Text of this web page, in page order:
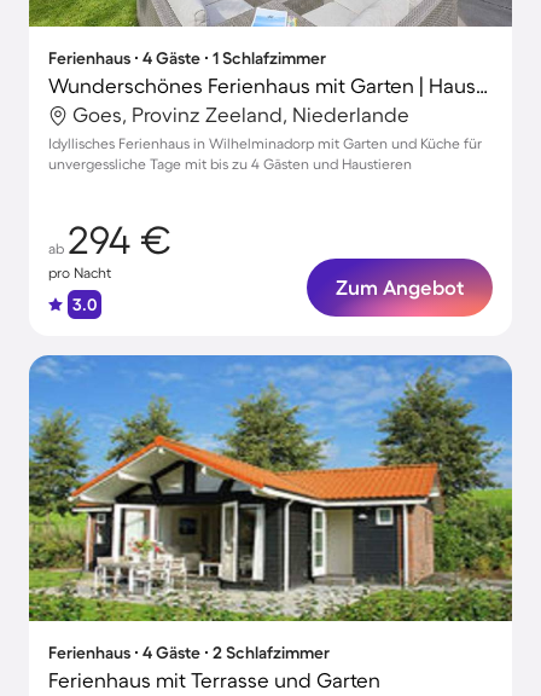
Ferienhaus ∙ 4 Gäste ∙ 1 Schlafzimmer
Wunderschönes Ferienhaus mit Garten | Haustierfreundlich
Goes, Provinz Zeeland, Niederlande
Idyllisches Ferienhaus in Wilhelminadorp mit Garten und Küche für
unvergessliche Tage mit bis zu 4 Gästen und Haustieren
ab 294 €
pro Nacht
3.0
Zum Angebot
Ferienhaus ∙ 4 Gäste ∙ 2 Schlafzimmer
Ferienhaus mit Terrasse und Garten